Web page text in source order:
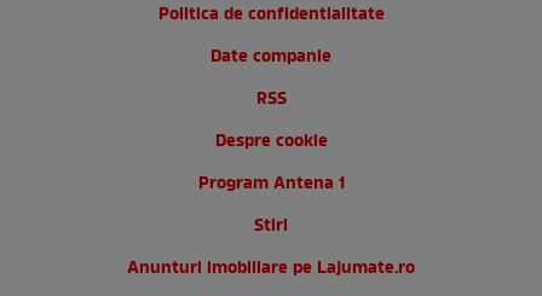
Politica de confidentialitate
Date companie
RSS
Despre cookie
Program Antena 1
Stiri
Anunturi imobiliare pe Lajumate.ro